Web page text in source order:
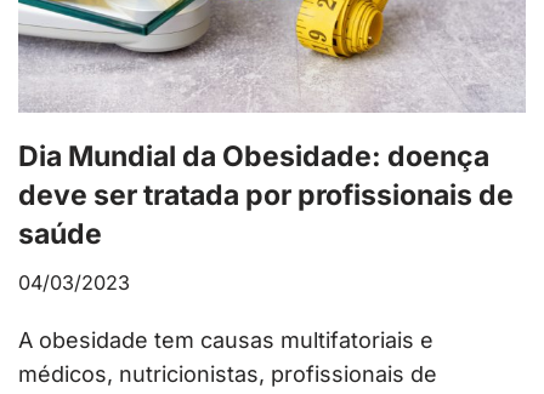
Dia Mundial da Obesidade: doença
deve ser tratada por profissionais de
saúde
04/03/2023
A obesidade tem causas multifatoriais e
médicos, nutricionistas, profissionais de